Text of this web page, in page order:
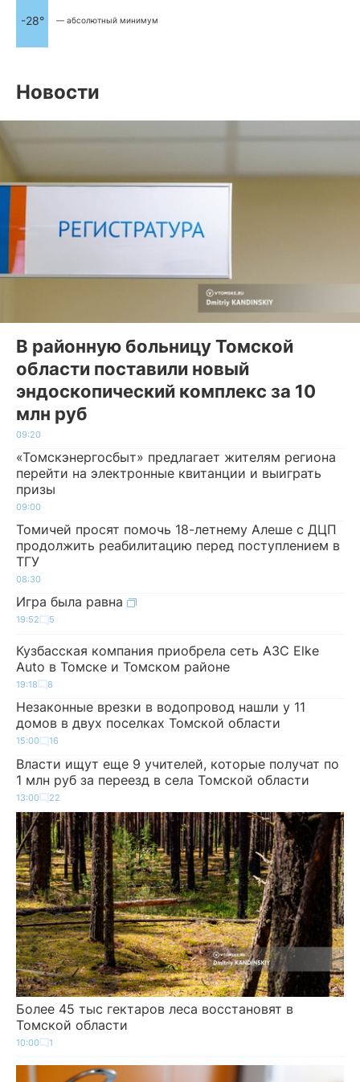
-28° — абсолютный минимум
Новости
В районную больницу Томской
области поставили новый
эндоскопический комплекс за 10
млн руб
09:20
«Томскэнергосбыт» предлагает жителям региона
перейти на электронные квитанции и выиграть
призы
09:00
Томичей просят помочь 18-летнему Алеше с ДЦП
продолжить реабилитацию перед поступлением в
ТГУ
08:30
Игра была равна
19:52 5
Кузбасская компания приобрела сеть АЗС Elke
Auto в Томске и Томском районе
19:18 8
Незаконные врезки в водопровод нашли у 11
домов в двух поселках Томской области
15:00 16
Власти ищут еще 9 учителей, которые получат по
1 млн руб за переезд в села Томской области
13:00 22
Более 45 тыс гектаров леса восстановят в
Томской области
10:00 1